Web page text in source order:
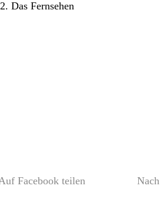
Das Fernsehen
Facebook teilen